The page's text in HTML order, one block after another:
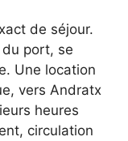
de séjour.
port, se
Une location
vers Andratx
heures
circulation